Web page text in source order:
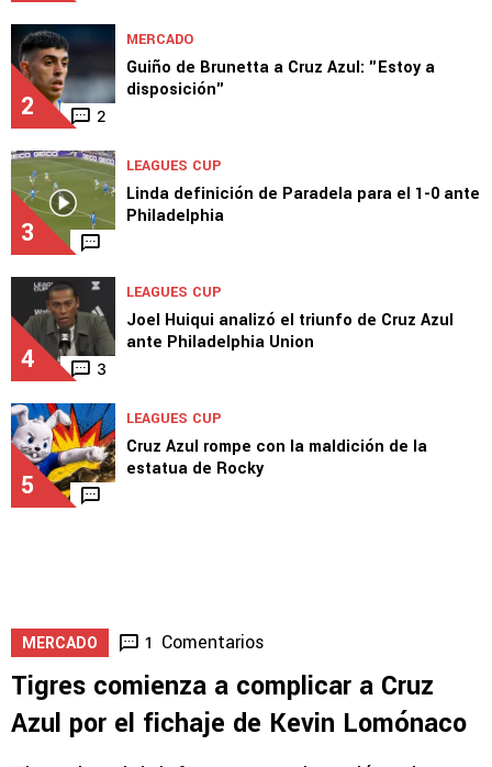
2 2
MERCADO
Guiño de Brunetta a Cruz Azul: "Estoy a
disposición"
3
LEAGUES CUP
Linda definición de Paradela para el 1-0 ante
Philadelphia
4 3
LEAGUES CUP
Joel Huiqui analizó el triunfo de Cruz Azul
ante Philadelphia Union
5
LEAGUES CUP
Cruz Azul rompe con la maldición de la
estatua de Rocky
MERCADO 1 Comentarios
Tigres comienza a complicar a Cruz
Azul por el fichaje de Kevin Lomónaco